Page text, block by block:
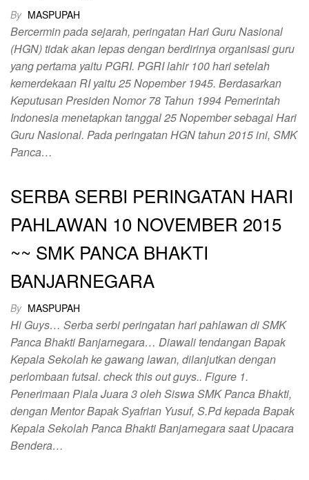
By MASPUPAH
Bercermin pada sejarah, peringatan Hari Guru Nasional
(HGN) tidak akan lepas dengan berdirinya organisasi guru
yang pertama yaitu PGRI. PGRI lahir 100 hari setelah
kemerdekaan RI yaitu 25 Nopember 1945. Berdasarkan
Keputusan Presiden Nomor 78 Tahun 1994 Pemerintah
Indonesia menetapkan tanggal 25 Nopember sebagai Hari
Guru Nasional. Pada peringatan HGN tahun 2015 ini, SMK
Panca…
SERBA SERBI PERINGATAN HARI
PAHLAWAN 10 NOVEMBER 2015
~~ SMK PANCA BHAKTI
BANJARNEGARA
By MASPUPAH
Hi Guys… Serba serbi peringatan hari pahlawan di SMK
Panca Bhakti Banjarnegara… Diawali tendangan Bapak
Kepala Sekolah ke gawang lawan, dilanjutkan dengan
perlombaan futsal. check this out guys.. Figure 1.
Penerimaan Piala Juara 3 oleh Siswa SMK Panca Bhakti,
dengan Mentor Bapak Syafrian Yusuf, S.Pd kepada Bapak
Kepala Sekolah Panca Bhakti Banjarnegara saat Upacara
Bendera…